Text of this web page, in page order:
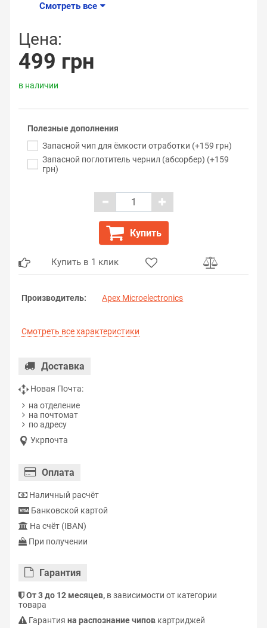
Смотреть все
Цена:
499 грн
в наличии
Полезные дополнения
Запасной чип для ёмкости отработки (+159 грн)
Запасной поглотитель чернил (абсорбер) (+159
грн)
Купить
Купить в 1 клик
Производитель: Apex Microelectronics
Смотреть все характеристики
Доставка
Новая Почта:
на отделение
на почтомат
по адресу
Укрпочта
Оплата
Наличный расчёт
Банковской картой
На счёт (IBAN)
При получении
Гарантия
От 3 до 12 месяцев, в зависимости от категории
товара
Гарантия на распознание чипов картриджей